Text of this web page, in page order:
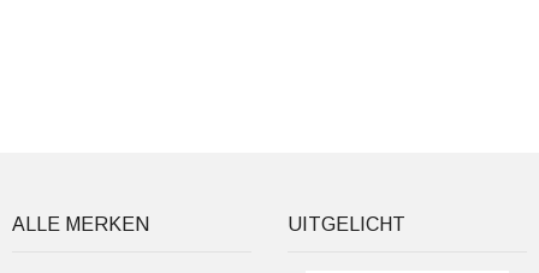
ALLE MERKEN UITGELICHT